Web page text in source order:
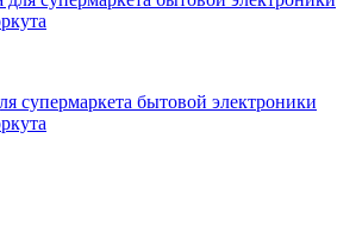
супермаркета бытовой электроники